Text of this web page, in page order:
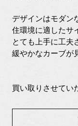
デザインはモダン
住環境に適したサ
とても上手に工夫
緩やかなカーブが
買い取りさせてい